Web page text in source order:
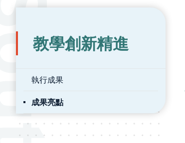
:::
教學創新精進
執行成果
成果亮點